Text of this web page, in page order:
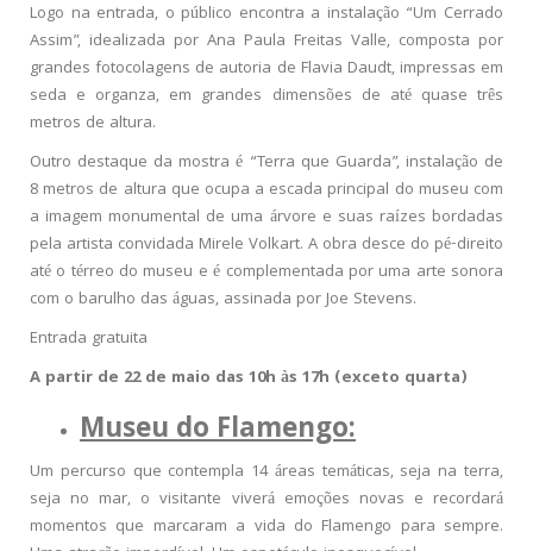
Logo na entrada, o público encontra a instalação “Um Cerrado
Assim”, idealizada por Ana Paula Freitas Valle, composta por
grandes fotocolagens de autoria de Flavia Daudt, impressas em
seda e organza, em grandes dimensões de até quase três
metros de altura.
Outro destaque da mostra é “Terra que Guarda”, instalação de
8 metros de altura que ocupa a escada principal do museu com
a imagem monumental de uma árvore e suas raízes bordadas
pela artista convidada Mirele Volkart. A obra desce do pé-direito
até o térreo do museu e é complementada por uma arte sonora
com o barulho das águas, assinada por Joe Stevens.
Entrada gratuita
A partir de 22 de maio das 10h às 17h (exceto quarta)
Museu do Flamengo:
Um percurso que contempla 14 áreas temáticas, seja na terra,
seja no mar, o visitante viverá emoções novas e recordará
momentos que marcaram a vida do Flamengo para sempre.